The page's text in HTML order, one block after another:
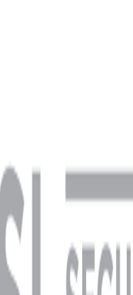
40 44
40 44
- 19:30, Cumartesi 10:00 - 18:00